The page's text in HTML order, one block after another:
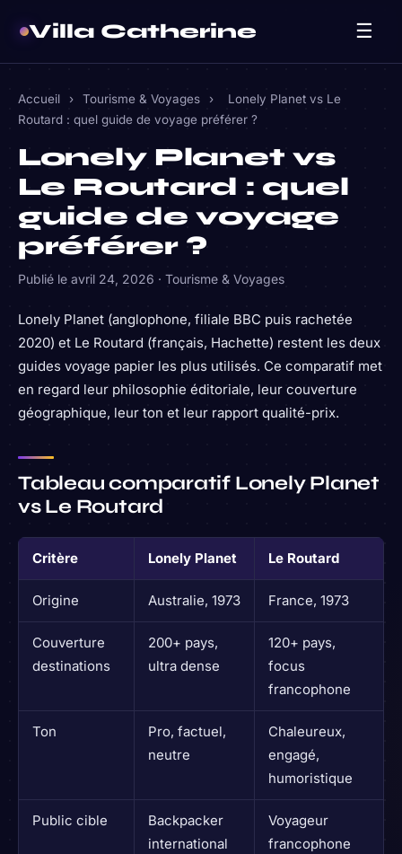
Villa Catherine ☰
Accueil › Tourisme & Voyages ›
Lonely Planet vs Le
Routard : quel guide de voyage préférer ?
Lonely Planet vs
Le Routard : quel
guide de voyage
préférer ?
Publié le avril 24, 2026 · Tourisme & Voyages
Lonely Planet (anglophone, filiale BBC puis rachetée
2020) et Le Routard (français, Hachette) restent les deux
guides voyage papier les plus utilisés. Ce comparatif met
en regard leur philosophie éditoriale, leur couverture
géographique, leur ton et leur rapport qualité-prix.
Tableau comparatif Lonely Planet
vs Le Routard
Critère Lonely Planet Le Routard
Origine Australie, 1973 France, 1973
Couverture
destinations
200+ pays,
ultra dense
120+ pays,
focus
francophone
Ton
Pro, factuel,
neutre
Chaleureux,
engagé,
humoristique
Public cible
Backpacker
international
Voyageur
francophone